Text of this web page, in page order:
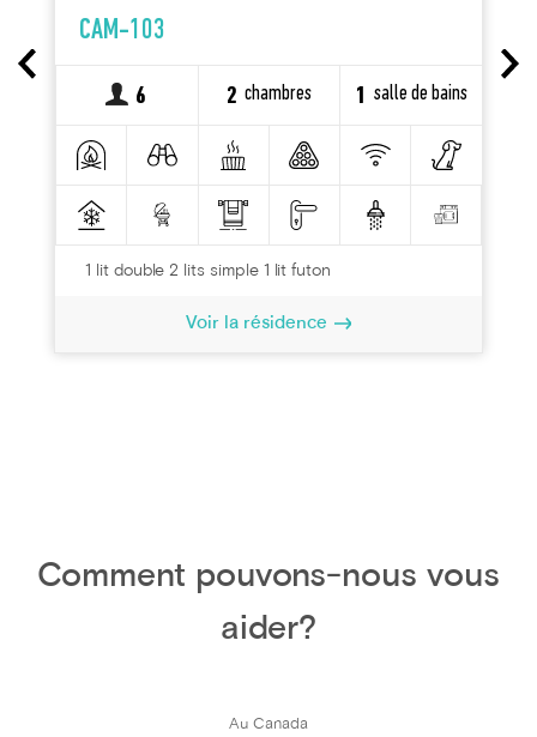
CAM-103
6 2 chambres 1 salle de bains
1 lit double 2 lits simple 1 lit futon
Voir la résidence
Comment pouvons-nous vous
aider?
Au Canada